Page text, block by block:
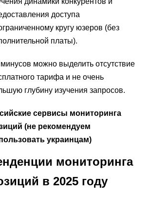
доступа
кругу юзеров (без
платы).
можно выделить отсутствие
тарифа и не очень
глубину изучения запросов.
сервисы мониторинга
(не рекомендуем
украинцам)
мониторинга
в 2025 году